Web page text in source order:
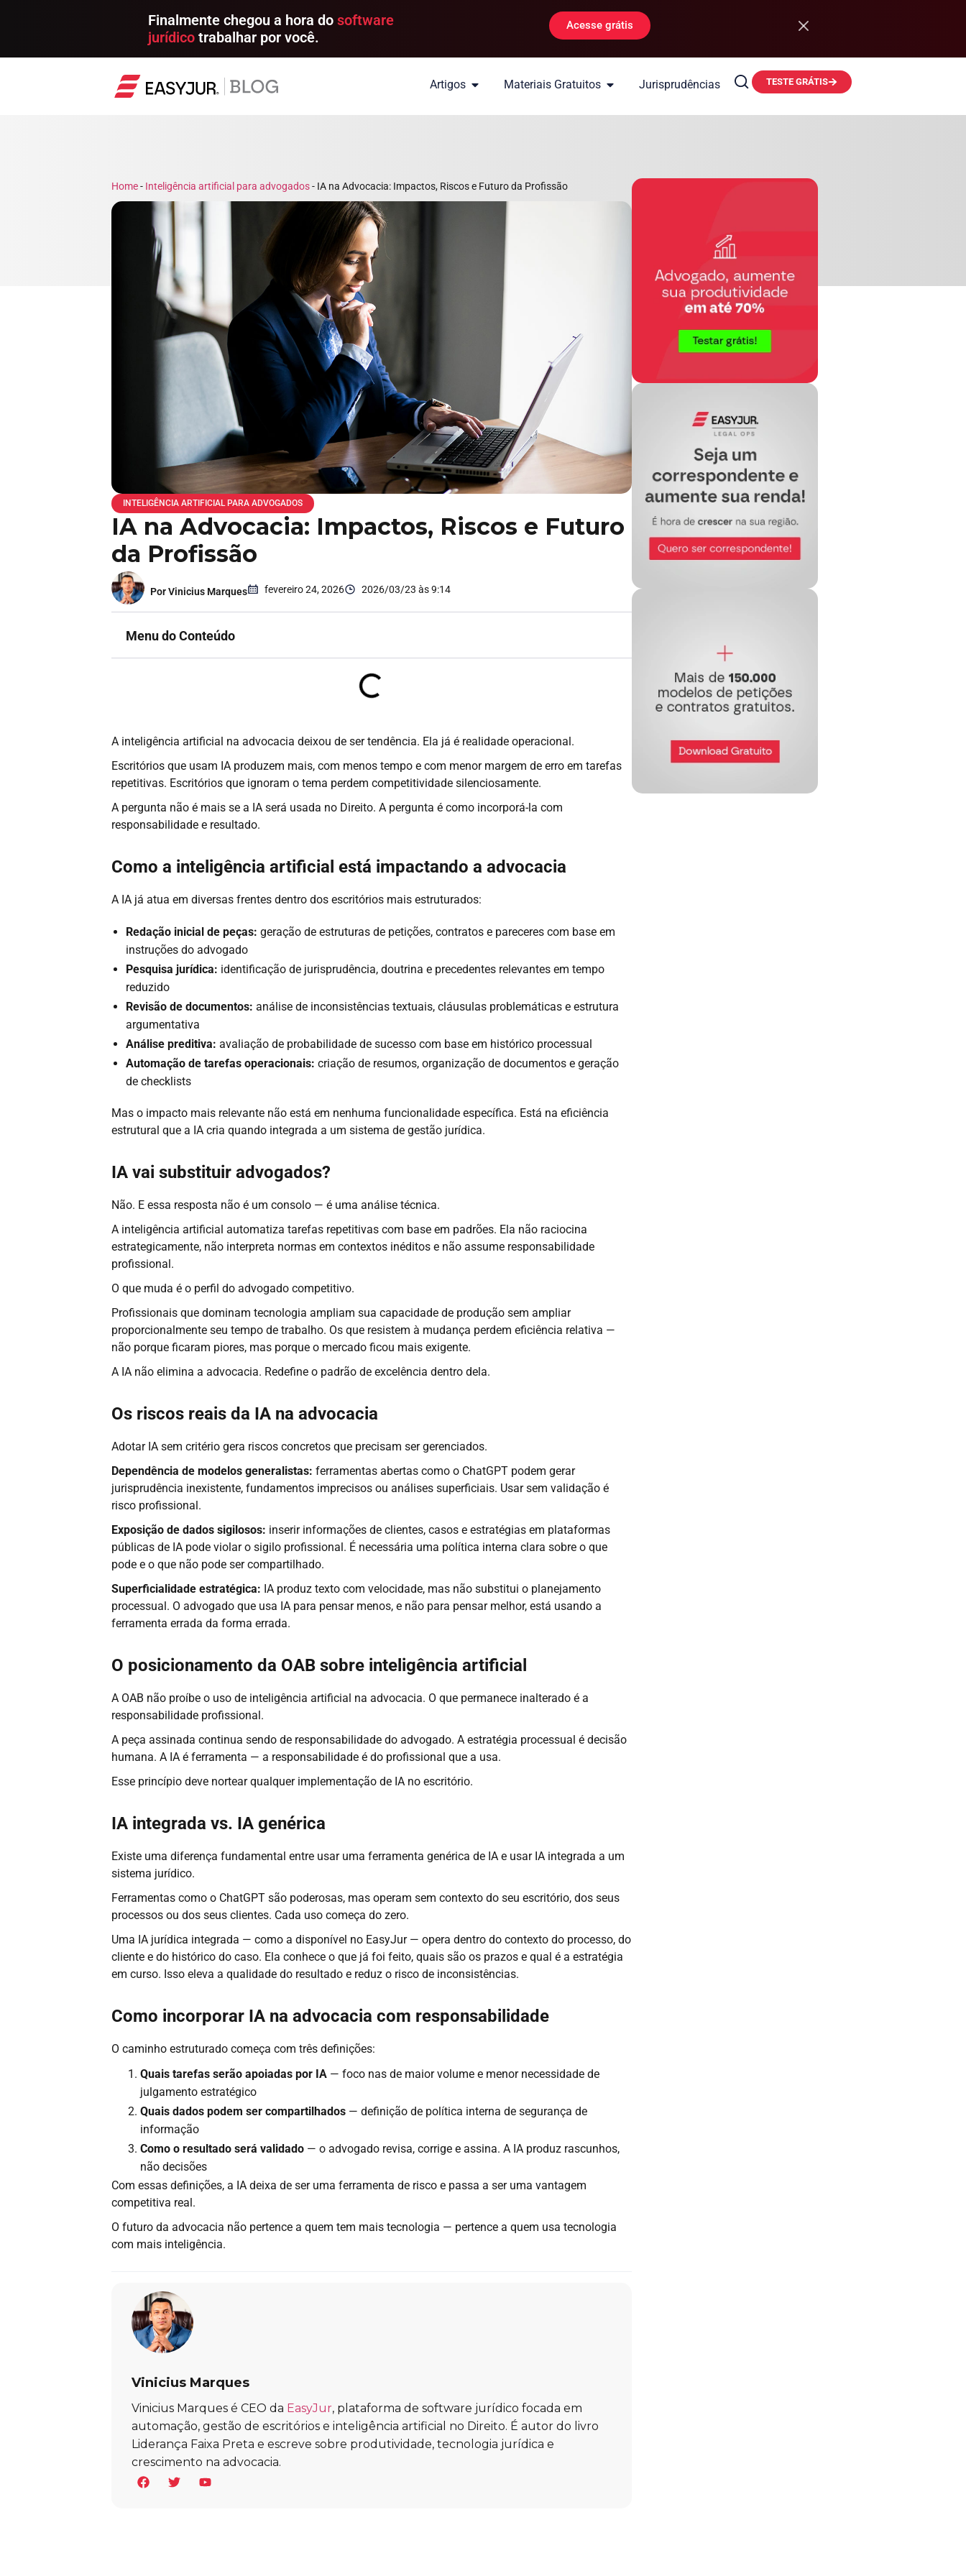
Finalmente chegou a hora dosoftware
jurídico trabalhar por você.
Acesse grátis
Artigos Materiais Gratuitos Jurisprudências TESTE GRÁTIS
Home- Inteligência artificial para advogados- IA na Advocacia: Impactos, Riscos e Futuro da Profissão
INTELIGÊNCIA ARTIFICIAL PARA ADVOGADOS
IA na Advocacia: Impactos, Riscos e Futuro
da Profissão
Por Vinicius Marques fevereiro 24, 2026 2026/03/23 às 9:14
Menu do Conteúdo
A inteligência artificial na advocacia deixou de ser tendência. Ela já é realidade operacional.
Escritórios que usam IA produzem mais, com menos tempo e com menor margem de erro em tarefas
repetitivas. Escritórios que ignoram o tema perdem competitividade silenciosamente.
A pergunta não é mais se a IA será usada no Direito. A pergunta é como incorporá-la com
responsabilidade e resultado.
Como a inteligência artificial está impactando a advocacia
A IA já atua em diversas frentes dentro dos escritórios mais estruturados:
Redação inicial de peças: geração de estruturas de petições, contratos e pareceres com base em
instruções do advogado
Pesquisa jurídica: identificação de jurisprudência, doutrina e precedentes relevantes em tempo
reduzido
Revisão de documentos: análise de inconsistências textuais, cláusulas problemáticas e estrutura
argumentativa
Análise preditiva: avaliação de probabilidade de sucesso com base em histórico processual
Automação de tarefas operacionais: criação de resumos, organização de documentos e geração
de checklists
Mas o impacto mais relevante não está em nenhuma funcionalidade específica. Está na eficiência
estrutural que a IA cria quando integrada a um sistema de gestão jurídica.
IA vai substituir advogados?
Não. E essa resposta não é um consolo — é uma análise técnica.
A inteligência artificial automatiza tarefas repetitivas com base em padrões. Ela não raciocina
estrategicamente, não interpreta normas em contextos inéditos e não assume responsabilidade
profissional.
O que muda é o perfil do advogado competitivo.
Profissionais que dominam tecnologia ampliam sua capacidade de produção sem ampliar
proporcionalmente seu tempo de trabalho. Os que resistem à mudança perdem eficiência relativa —
não porque ficaram piores, mas porque o mercado ficou mais exigente.
A IA não elimina a advocacia. Redefine o padrão de excelência dentro dela.
Os riscos reais da IA na advocacia
Adotar IA sem critério gera riscos concretos que precisam ser gerenciados.
Dependência de modelos generalistas: ferramentas abertas como o ChatGPT podem gerar
jurisprudência inexistente, fundamentos imprecisos ou análises superficiais. Usar sem validação é
risco profissional.
Exposição de dados sigilosos: inserir informações de clientes, casos e estratégias em plataformas
públicas de IA pode violar o sigilo profissional. É necessária uma política interna clara sobre o que
pode e o que não pode ser compartilhado.
Superficialidade estratégica: IA produz texto com velocidade, mas não substitui o planejamento
processual. O advogado que usa IA para pensar menos, e não para pensar melhor, está usando a
ferramenta errada da forma errada.
O posicionamento da OAB sobre inteligência artificial
A OAB não proíbe o uso de inteligência artificial na advocacia. O que permanece inalterado é a
responsabilidade profissional.
A peça assinada continua sendo de responsabilidade do advogado. A estratégia processual é decisão
humana. A IA é ferramenta — a responsabilidade é do profissional que a usa.
Esse princípio deve nortear qualquer implementação de IA no escritório.
IA integrada vs. IA genérica
Existe uma diferença fundamental entre usar uma ferramenta genérica de IA e usar IA integrada a um
sistema jurídico.
Ferramentas como o ChatGPT são poderosas, mas operam sem contexto do seu escritório, dos seus
processos ou dos seus clientes. Cada uso começa do zero.
Uma IA jurídica integrada — como a disponível no EasyJur — opera dentro do contexto do processo, do
cliente e do histórico do caso. Ela conhece o que já foi feito, quais são os prazos e qual é a estratégia
em curso. Isso eleva a qualidade do resultado e reduz o risco de inconsistências.
Como incorporar IA na advocacia com responsabilidade
O caminho estruturado começa com três definições:
Quais tarefas serão apoiadas por IA— foco nas de maior volume e menor necessidade de
julgamento estratégico
Quais dados podem ser compartilhados— definição de política interna de segurança de
informação
Como o resultado será validado— o advogado revisa, corrige e assina. A IA produz rascunhos,
não decisões
Com essas definições, a IA deixa de ser uma ferramenta de risco e passa a ser uma vantagem
competitiva real.
O futuro da advocacia não pertence a quem tem mais tecnologia — pertence a quem usa tecnologia
com mais inteligência.
Vinicius Marques
Vinicius Marques é CEO da EasyJur, plataforma de software jurídico focada em
automação, gestão de escritórios e inteligência artificial no Direito. É autor do livro
Liderança Faixa Preta e escreve sobre produtividade, tecnologia jurídica e
crescimento na advocacia.